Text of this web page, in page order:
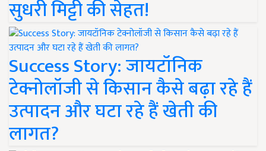
सुधरी मिट्टी की सेहत!
Success Story: जायटॉनिक
टेक्नोलॉजी से किसान कैसे बढ़ा रहे हैं
उत्पादन और घटा रहे हैं खेती की
लागत?